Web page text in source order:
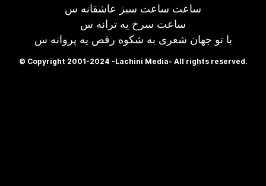
ساعت ساعت سبز عاشقانه س
ساعت سرخ یه ترانه س
با تو جهان شعری به شکوه رقص یه پروانه س
© Copyright 2001-2024 -Lachini Media- All rights reserved.